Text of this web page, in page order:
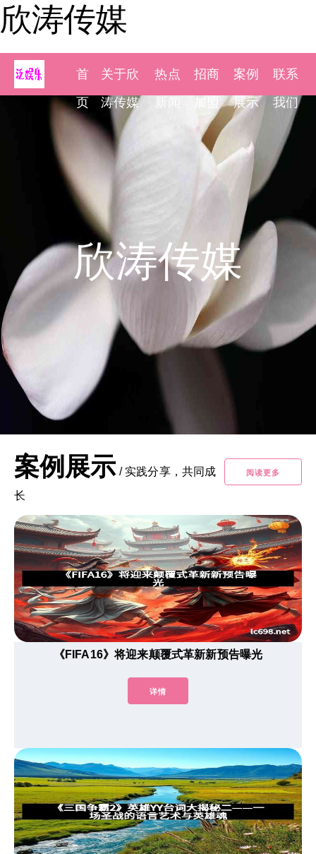
欣涛传媒
首
页
关于欣
涛传媒
热点
新闻
招商
加盟
案例
展示
联系
我们
欣涛传媒
案例展示 / 实践分享，共同成
长
阅读更多
《FIFA16》将迎来颠覆式革新新预告曝光
详情